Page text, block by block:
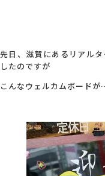
先日、滋賀にあるリアル
したのですが
こんなウェルカムボード